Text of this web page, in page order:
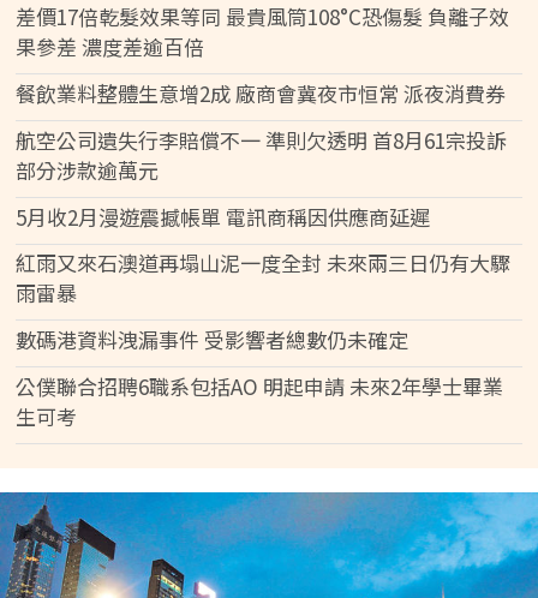
差價17倍乾髮效果等同 最貴風筒108°C恐傷髮 負離子效
果參差 濃度差逾百倍
餐飲業料整體生意增2成 廠商會冀夜市恒常 派夜消費券
航空公司遺失行李賠償不一 準則欠透明 首8月61宗投訴
部分涉款逾萬元
5月收2月漫遊震撼帳單 電訊商稱因供應商延遲
紅雨又來石澳道再塌山泥一度全封 未來兩三日仍有大驟
雨雷暴
數碼港資料洩漏事件 受影響者總數仍未確定
公僕聯合招聘6職系包括AO 明起申請 未來2年學士畢業
生可考